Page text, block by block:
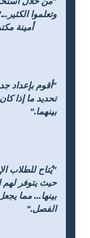
وتعلموا
"أقوم بإعداد
تحديد ما إذا
بينهما."
حيث يتوفر لهم
بينها... مما
الفصل."